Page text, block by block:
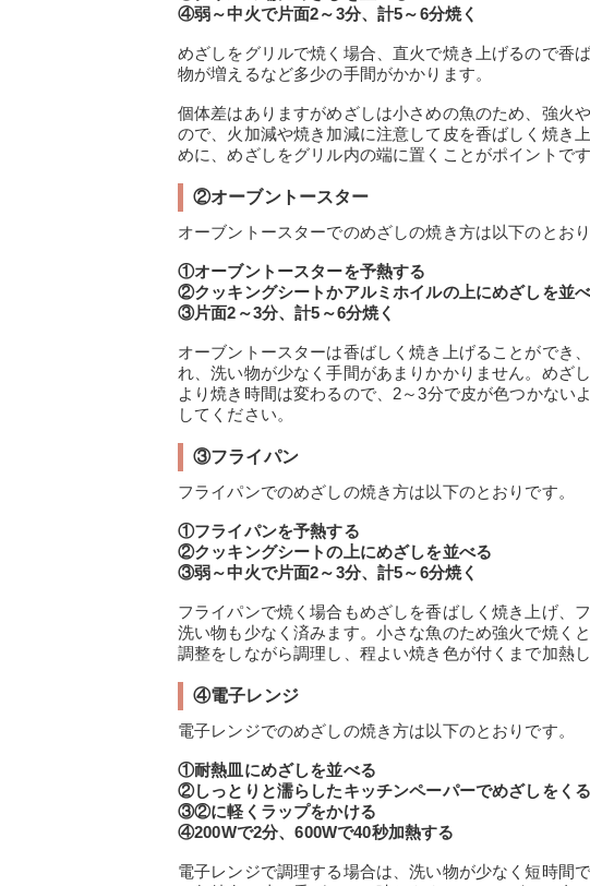
④弱～中火で片面2～3分、計5～6分焼く
めざしをグリルで焼く場合、直火で焼き上げるので香
物が増えるなど多少の手間がかかります。
個体差はありますがめざしは小さめの魚のため、強火
ので、火加減や焼き加減に注意して皮を香ばしく焼き
めに、めざしをグリル内の端に置くことがポイントです
②オーブントースター
オーブントースターでのめざしの焼き方は以下のとおり
①オーブントースターを予熱する
②クッキングシートかアルミホイルの上にめざしを並
③片面2～3分、計5～6分焼く
オーブントースターは香ばしく焼き上げることができ
れ、洗い物が少なく手間があまりかかりません。めざ
より焼き時間は変わるので、2～3分で皮が色つかない
してください。
③フライパン
フライパンでのめざしの焼き方は以下のとおりです。
①フライパンを予熱する
②クッキングシートの上にめざしを並べる
③弱～中火で片面2～3分、計5～6分焼く
フライパンで焼く場合もめざしを香ばしく焼き上げ、
洗い物も少なく済みます。小さな魚のため強火で焼く
調整をしながら調理し、程よい焼き色が付くまで加熱し
④電子レンジ
電子レンジでのめざしの焼き方は以下のとおりです。
①耐熱皿にめざしを並べる
②しっとりと濡らしたキッチンペーパーでめざしをく
③②に軽くラップをかける
④200Wで2分、600Wで40秒加熱する
電子レンジで調理する場合は、洗い物が少なく短時間